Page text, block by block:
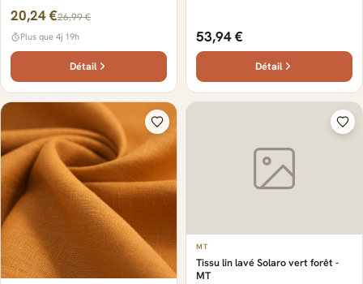
20,24 €26,99 €
Plus que 4j 19h
Détail
certifié Oeko-Tex
53,94 €
Détail
MT
Tissu lin lavé Solaro vert forêt -
MT